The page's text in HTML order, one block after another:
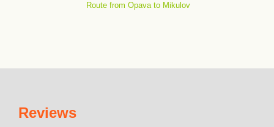
Route from Opava to Mikulov
Reviews